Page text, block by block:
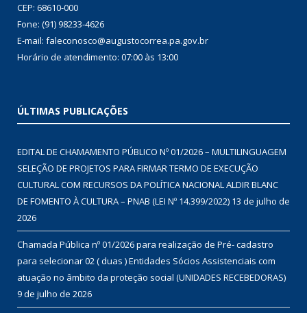
CEP: 68610-000
Fone: (91) 98233-4626
E-mail: faleconosco@augustocorrea.pa.gov.br
Horário de atendimento: 07:00 às 13:00
ÚLTIMAS PUBLICAÇÕES
EDITAL DE CHAMAMENTO PÚBLICO Nº 01/2026 – MULTILINGUAGEM
SELEÇÃO DE PROJETOS PARA FIRMAR TERMO DE EXECUÇÃO
CULTURAL COM RECURSOS DA POLÍTICA NACIONAL ALDIR BLANC
DE FOMENTO À CULTURA – PNAB (LEI Nº 14.399/2022) 13 de julho de
2026
Chamada Pública nº 01/2026 para realização de Pré- cadastro
para selecionar 02 ( duas ) Entidades Sócios Assistenciais com
atuação no âmbito da proteção social (UNIDADES RECEBEDORAS)
9 de julho de 2026